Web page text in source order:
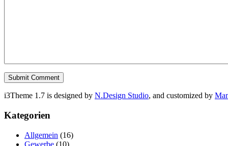
i3Theme 1.7 is designed by N.Design Studio, and customized by
Kategorien
Allgemein (16)
Gewerbe (10)